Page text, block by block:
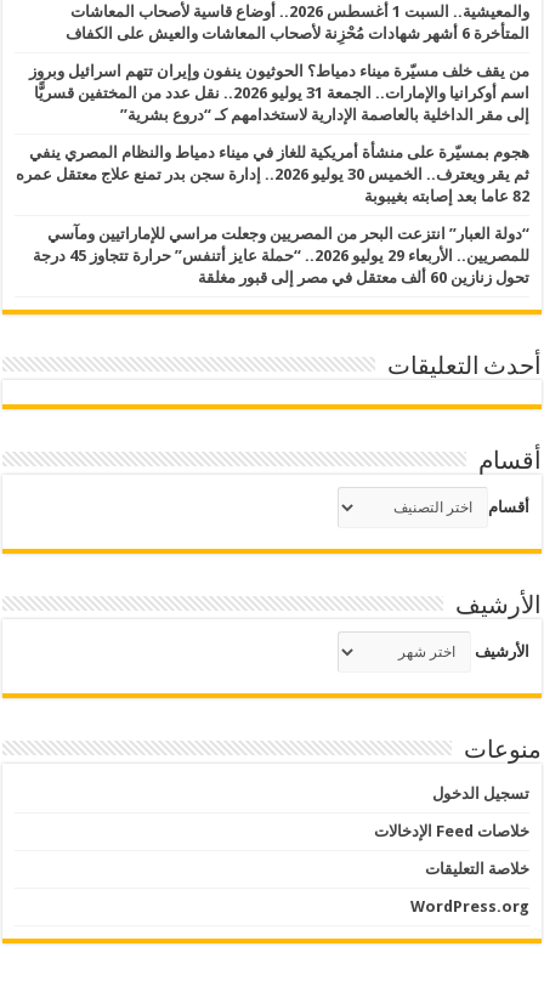
والمعيشية.. السبت 1 أغسطس 2026.. أوضاع قاسية لأصحاب المعاشات
المتأخرة 6 أشهر شهادات مُحْزِنة لأصحاب المعاشات والعيش على الكفاف
من يقف خلف مسيّرة ميناء دمياط؟ الحوثيون ينفون وإيران تتهم اسرائيل وبروز
اسم أوكرانيا والإمارات.. الجمعة 31 يوليو 2026.. نقل عدد من المختفين قسريًّا
إلى مقر الداخلية بالعاصمة الإدارية لاستخدامهم كـ “دروع بشرية”
هجوم بمسيّرة على منشأة أمريكية للغاز في ميناء دمياط والنظام المصري ينفي
ثم يقر ويعترف.. الخميس 30 يوليو 2026.. إدارة سجن بدر تمنع علاج معتقل عمره
82 عاما بعد إصابته بغيبوبة
“دولة العبار” انتزعت البحر من المصريين وجعلت مراسي للإماراتيين ومآسي
للمصريين.. الأربعاء 29 يوليو 2026.. “حملة عايز أتنفس” حرارة تتجاوز 45 درجة
تحول زنازين 60 ألف معتقل في مصر إلى قبور مغلقة
أحدث التعليقات
أقسام
أقسام
الأرشيف
الأرشيف
منوعات
تسجيل الدخول
خلاصات Feed الإدخالات
خلاصة التعليقات
WordPress.org